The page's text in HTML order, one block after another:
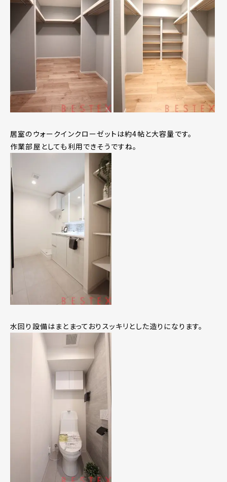
居室のウォークインクローゼットは約4帖と大容量です。
作業部屋としても利用できそうですね。
水回り設備はまとまっておりスッキリとした造りになります。